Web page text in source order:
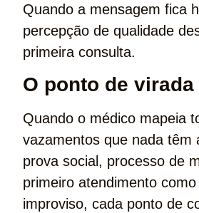
Quando a mensagem fica
percepção de qualidade
primeira consulta.
O ponto de virada
Quando o médico mapeia
vazamentos que nada têm
prova social, processo de
primeiro atendimento
improviso, cada ponto de